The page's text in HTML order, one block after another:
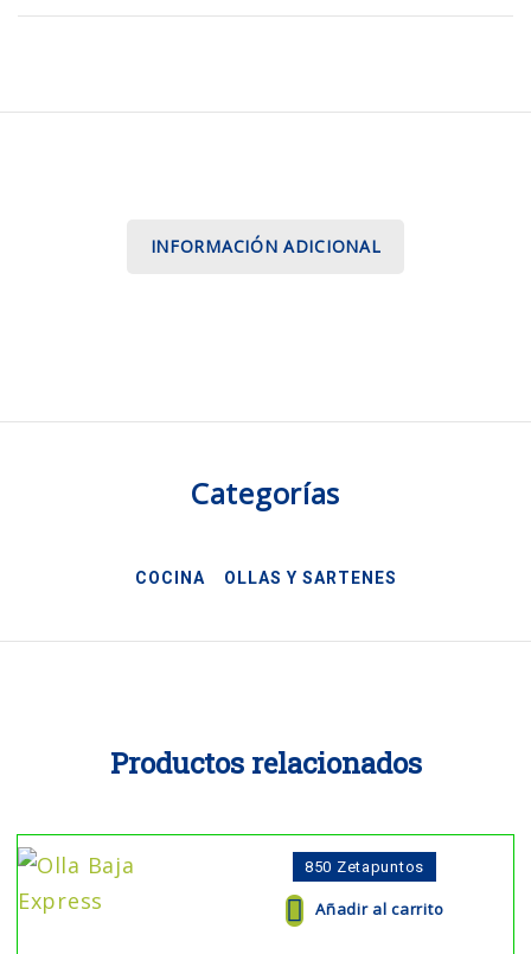
INFORMACIÓN ADICIONAL
Categorías
COCINA OLLAS Y SARTENES
Productos relacionados
850 Zetapuntos
Añadir al carrito